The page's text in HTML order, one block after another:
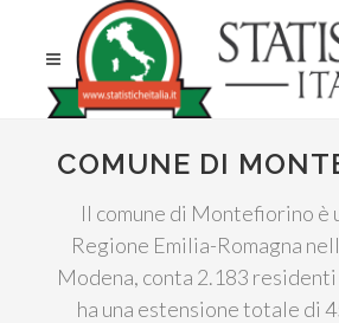
COMUNE DI
Il comune di Montefiorino è
Regione Emilia-Romagna
Modena, conta 2.183
ha una estensione totale di